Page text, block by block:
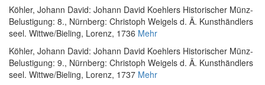
Köhler, Johann David: Johann David Koehlers Historischer Münz-
Belustigung: 8., Nürnberg: Christoph Weigels d. Ä. Kunsthändlers
seel. Wittwe/Bieling, Lorenz, 1736 Mehr
Köhler, Johann David: Johann David Koehlers Historischer Münz-
Belustigung: 9., Nürnberg: Christoph Weigels d. Ä. Kunsthändlers
seel. Wittwe/Bieling, Lorenz, 1737 Mehr